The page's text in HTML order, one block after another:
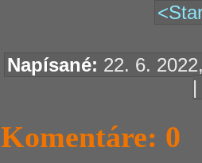
Napísané: 22. 6.
|
Komentáre: 0